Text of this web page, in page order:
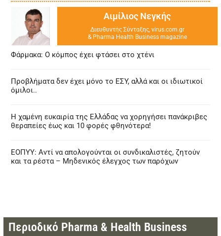
Αιμίλιος Νεγκής
Διευθυντής Σύνταξης, virus.com.gr
& Pharma Health Business magazine
Φάρμακα: Ο κόμπος έχει φτάσει στο χτένι
Προβλήματα δεν έχει μόνο το ΕΣΥ, αλλά και οι ιδιωτικοί
όμιλοι..
Η χαμένη ευκαιρία της Ελλάδας να χορηγήσει πανάκριβες
θεραπείες έως και 10 φορές φθηνότερα!
ΕΟΠΥΥ: Αντί να απολογούνται οι συνδικαλιστές, ζητούν
και τα ρέστα – Μηδενικός έλεγχος των παρόχων
Περιοδικό Pharma & Health Business